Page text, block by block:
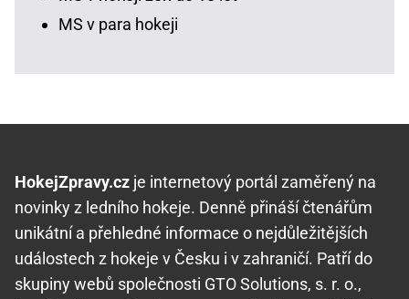
MS v para hokeji
HokejZpravy.cz je internetový portál zaměřený na
novinky z ledního hokeje. Denně přináší čtenářům
unikátní a přehledné informace o nejdůležitějších
událostech z hokeje v Česku i v zahraničí. Patří do
skupiny webů společnosti GTO Solutions, s. r. o.,